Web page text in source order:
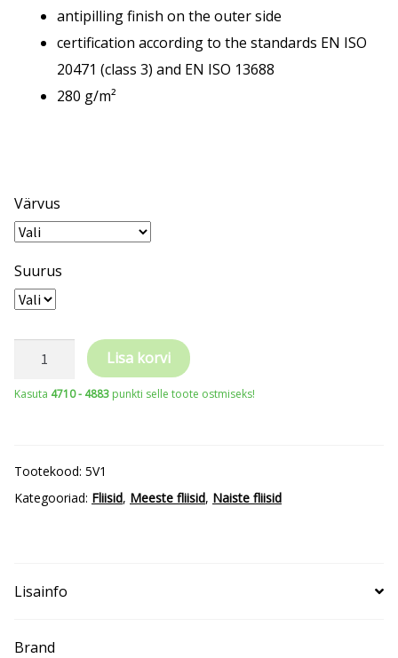
antipilling finish on the outer side
certification according to the standards EN ISO
20471 (class 3) and EN ISO 13688
280 g/m²
Värvus
Suurus
RIMECK®
kogus
Lisa korvi
Kasuta 4710 - 4883 punkti selle toote ostmiseks!
Tootekood: 5V1
Kategooriad: Fliisid, Meeste fliisid, Naiste fliisid
Lisainfo
Brand